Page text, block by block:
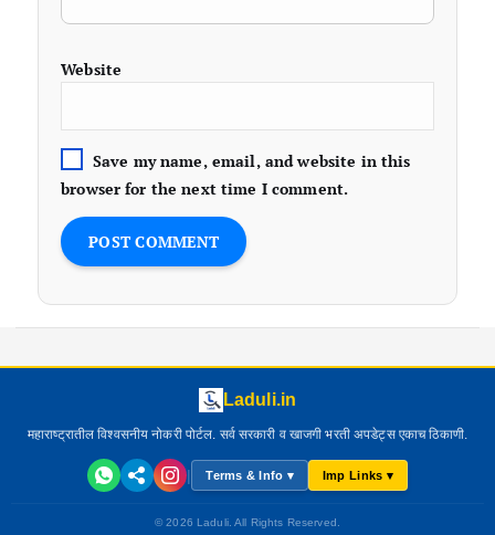
Website
Save my name, email, and website in this
browser for the next time I comment.
Laduli.in
महाराष्ट्रातील विश्वसनीय नोकरी पोर्टल. सर्व सरकारी व खाजगी भरती अपडेट्स एकाच ठिकाणी.
| Terms & Info ▾ Imp Links ▾
© 2026 Laduli. All Rights Reserved.